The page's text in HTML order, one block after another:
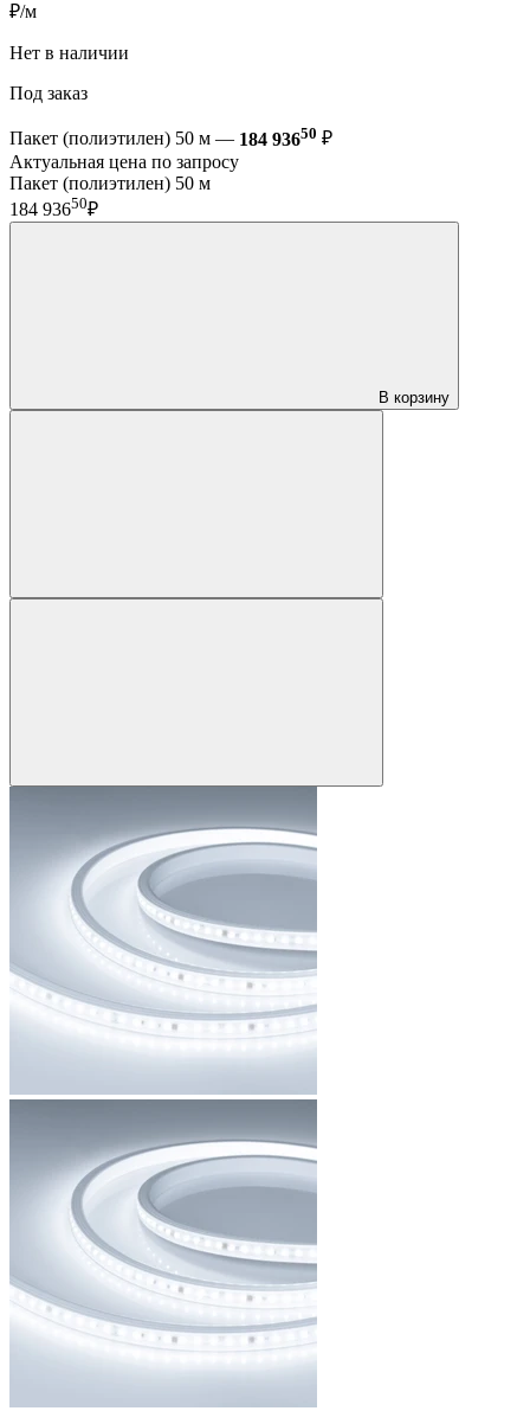
₽/м
Нет в наличии
Под заказ
Пакет (полиэтилен) 50 м — 184 93650 ₽
Актуальная цена по запросу
Пакет (полиэтилен) 50 м
184 93650₽
В корзину